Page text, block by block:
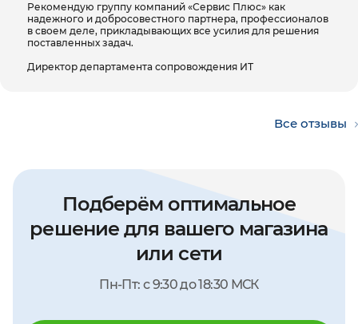
Рекомендую группу компаний «Сервис Плюс» как
надежного и добросовестного партнера, профессионалов
в своем деле, прикладывающих все усилия для решения
поставленных задач.
Директор департамента сопровождения ИТ
Все отзывы
Подберём оптимальное
решение для вашего магазина
или сети
Пн-Пт: с 9:30 до 18:30 МСК